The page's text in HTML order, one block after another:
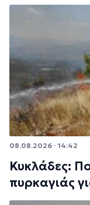
08.08.2026 · 14:42
Κυκλάδες:
πυρκαγιάς